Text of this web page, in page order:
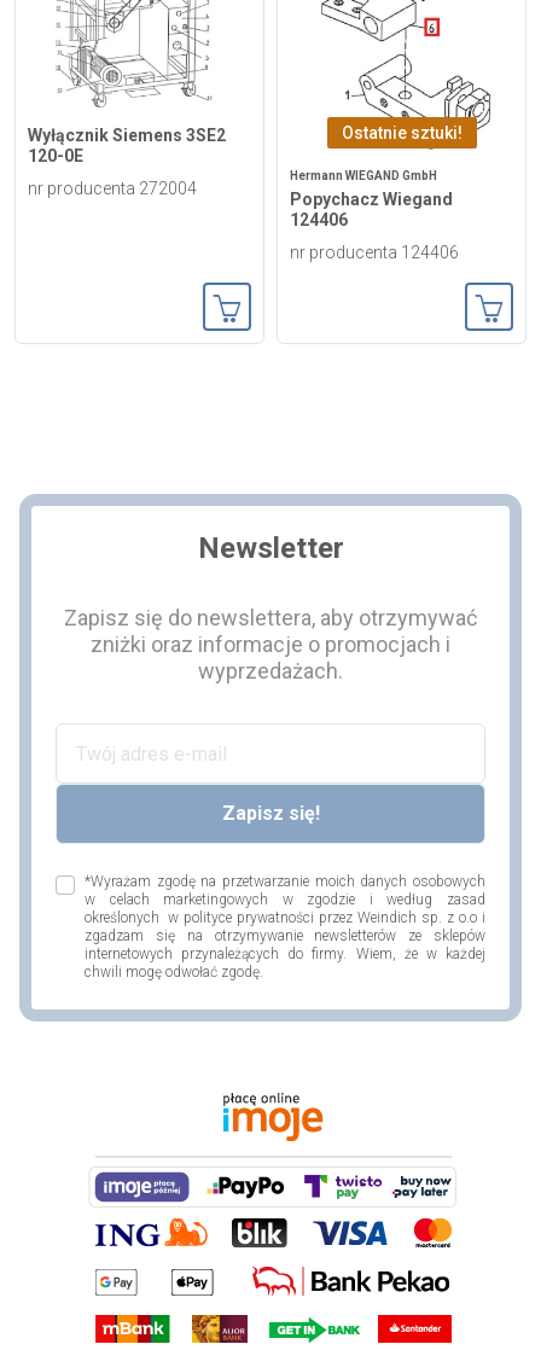
Wyłącznik Siemens 3SE2
120-0E
nr producenta 272004
Dodaj do koszyka
Ostatnie sztuki!
Hermann WIEGAND GmbH
Popychacz Wiegand
124406
nr producenta 124406
Newsletter
Zapisz się do newslettera, aby otrzymywać
zniżki oraz informacje o promocjach i
wyprzedażach.
*Wyrażam zgodę na przetwarzanie moich danych osobowych
w celach marketingowych w zgodzie i według zasad
określonych w polityce prywatności przez Weindich sp. z o.o i
zgadzam się na otrzymywanie newsletterów ze sklepów
internetowych przynależących do firmy. Wiem, że w każdej
chwili mogę odwołać zgodę.